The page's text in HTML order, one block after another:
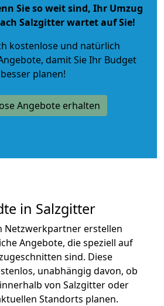
Sie so weit sind, Ihr Umzug
Salzgitter wartet auf Sie!
kostenlose und natürlich
, damit Sie Ihr Budget
besser planen!
Angebote erhalten
in Salzgitter
Netzwerkpartner erstellen
Angebote, die speziell auf
sind. Diese
unabhängig davon, ob
von Salzgitter oder
Standorts planen.